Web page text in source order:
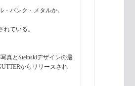
パンク・メタルか。
ている。
真とSteinskiデザインの最
からリリースされ